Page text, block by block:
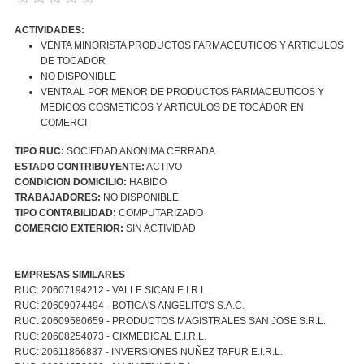
ACTIVIDADES:
VENTA MINORISTA PRODUCTOS FARMACEUTICOS Y ARTICULOS
DE TOCADOR
NO DISPONIBLE
VENTA AL POR MENOR DE PRODUCTOS FARMACEUTICOS Y
MEDICOS COSMETICOS Y ARTICULOS DE TOCADOR EN
COMERCI
TIPO RUC: SOCIEDAD ANONIMA CERRADA
ESTADO CONTRIBUYENTE: ACTIVO
CONDICION DOMICILIO: HABIDO
TRABAJADORES: NO DISPONIBLE
TIPO CONTABILIDAD: COMPUTARIZADO
COMERCIO EXTERIOR: SIN ACTIVIDAD
EMPRESAS SIMILARES
RUC: 20607194212 - VALLE SICAN E.I.R.L.
RUC: 20609074494 - BOTICA'S ANGELITO'S S.A.C.
RUC: 20609580659 - PRODUCTOS MAGISTRALES SAN JOSE S.R.L.
RUC: 20608254073 - CIXMEDICAL E.I.R.L.
RUC: 20611866837 - INVERSIONES NUÑEZ TAFUR E.I.R.L.